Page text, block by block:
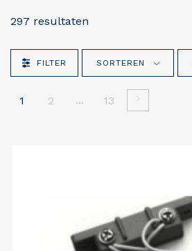
297 resultaten
FILTER SORTEREN
1 2 ... 13